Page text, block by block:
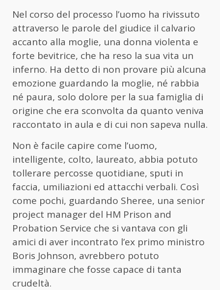
Nel corso del processo l’uomo ha rivissuto
attraverso le parole del giudice il calvario
accanto alla moglie, una donna violenta e
forte bevitrice, che ha reso la sua vita un
inferno. Ha detto di non provare più alcuna
emozione guardando la moglie, né rabbia
né paura, solo dolore per la sua famiglia di
origine che era sconvolta da quanto veniva
raccontato in aula e di cui non sapeva nulla.
Non è facile capire come l’uomo,
intelligente, colto, laureato, abbia potuto
tollerare percosse quotidiane, sputi in
faccia, umiliazioni ed attacchi verbali. Così
come pochi, guardando Sheree, una senior
project manager del HM Prison and
Probation Service che si vantava con gli
amici di aver incontrato l’ex primo ministro
Boris Johnson, avrebbero potuto
immaginare che fosse capace di tanta
crudeltà.